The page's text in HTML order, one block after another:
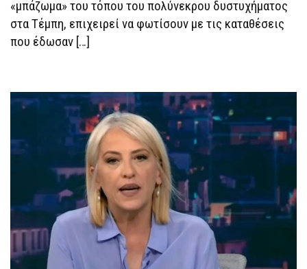
«μπάζωμα» του τόπου του πολύνεκρου δυστυχήματος
στα Τέμπη, επιχειρεί να φωτίσουν με τις καταθέσεις
που έδωσαν […]